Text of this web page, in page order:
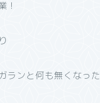
！
ランと何も無くなった